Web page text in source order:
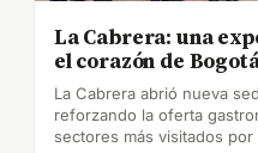
La Cabrera: una
el corazón de
La Cabrera abrió nueva
reforzando la oferta
sectores más visitados por